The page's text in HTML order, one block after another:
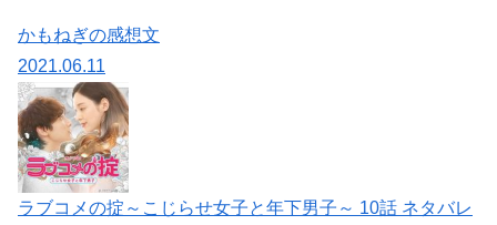
かもねぎの感想文
2021.06.11
ラブコメの掟～こじらせ女子と年下男子～ 10話 ネタバレ